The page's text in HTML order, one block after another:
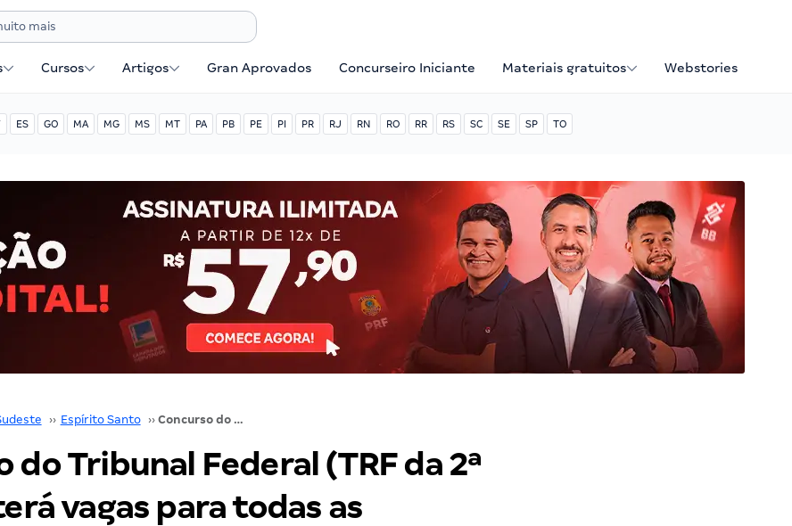
Cursos Artigos Gran Aprovados Concurseiro Iniciante Materiais gratuitos Webstories
ES GO MA MG MS MT PA PB PE PI PR RJ RN RO RR RS SC SE SP TO
›› Espírito Santo ›› Concurso do Tribunal Federal (TRF da 2ª Região) terá vagas para todas as especialidades!
do Tribunal Federal (TRF da 2ª
vagas para todas as